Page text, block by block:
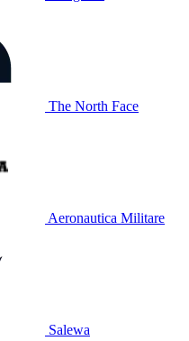
The North Face
Aeronautica Militare
Salewa